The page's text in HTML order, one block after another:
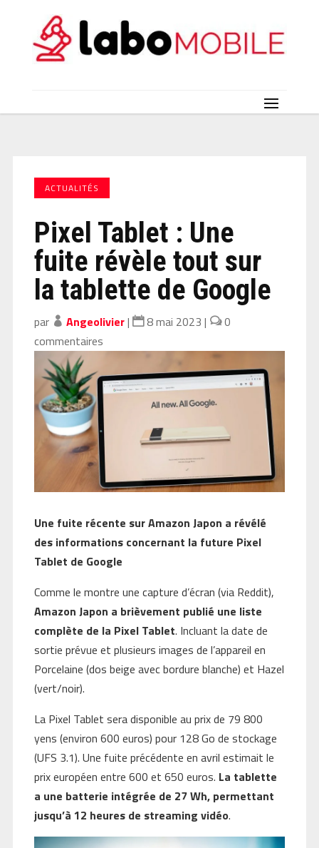
ACTUALITÉS
Pixel Tablet : Une
fuite révèle tout sur
la tablette de Google
par Angeolivier| 8 mai 2023 |
0
commentaires
Une fuite récente sur Amazon Japon a révélé
des informations concernant la future Pixel
Tablet de Google
Comme le montre une capture d’écran (via Reddit),
Amazon Japon a brièvement publié une liste
complète de la Pixel Tablet. Incluant la date de
sortie prévue et plusieurs images de l’appareil en
Porcelaine (dos beige avec bordure blanche) et Hazel
(vert/noir).
La Pixel Tablet sera disponible au prix de 79 800
yens (environ 600 euros) pour 128 Go de stockage
(UFS 3.1). Une fuite précédente en avril estimait le
prix européen entre 600 et 650 euros. La tablette
a une batterie intégrée de 27 Wh, permettant
jusqu’à 12 heures de streaming vidéo.